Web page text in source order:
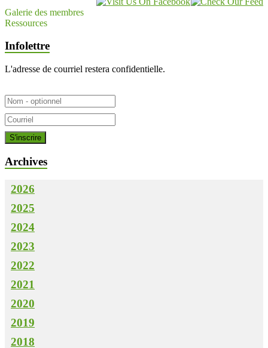
Galerie des membres
Ressources
Infolettre
L'adresse de courriel restera confidentielle.
Archives
2026
2025
2024
2023
2022
2021
2020
2019
2018